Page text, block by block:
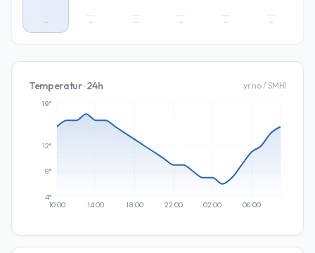
– – – – – –
Temperatur · 24h yr.no / SMHI
10:00 14:00 18:00 22:00 02:00 06:00
4°
8°
12°
19°